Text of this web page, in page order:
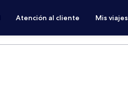
Atención al cliente Mis viajes